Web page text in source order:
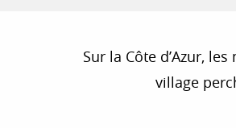
Sur la Côte d’Azur,
village